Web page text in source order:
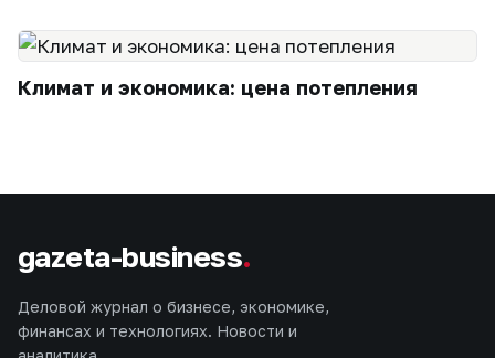
Климат и экономика: цена потепления
gazeta-business.
Деловой журнал о бизнесе, экономике,
финансах и технологиях. Новости и